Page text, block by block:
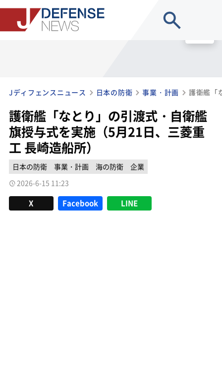
Jディフェンスニュース 日本の防衛 事業・計画
護衛艦「なとり」の引渡式・自衛艦
旗授与式を実施（5月21日、三菱重
工 長崎造船所）
日本の防衛 事業・計画 海の防衛
企業
2026-6-15 11:23
X Facebook LINE